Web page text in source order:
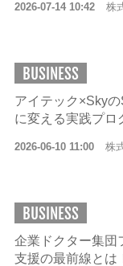
2026-07-14 10:42 株
BUSINESS
アイテック×Sky
に変える実践プロ
2026-06-10 11:00 株
BUSINESS
企業ドクター集団
支援の最前線とは